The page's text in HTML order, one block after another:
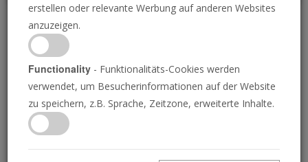
KI und das Verständnis
von dunklen Sprüchen
17.10.2025 • 22 Minuten
Einer der alarmierendsten Trends in dieser
Endzeit ist der Aufstieg der künstlichen
erstellen oder relevante Werbung auf anderen Websites
anzuzeigen.
Functionality - Funktionalitäts-Cookies werden
verwendet, um Besucherinformationen auf der Website
zu speichern, z.B. Sprache, Zeitzone, erweiterte Inhalte.